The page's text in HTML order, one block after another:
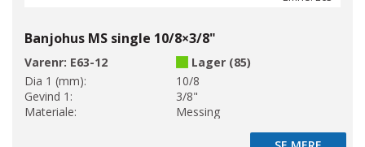
Banjohus MS single 10/8×3/8"
Varenr: E63-12
Lager (85)
Dia 1 (mm):
10/8
Gevind 1:
3/8"
Materiale:
Messing